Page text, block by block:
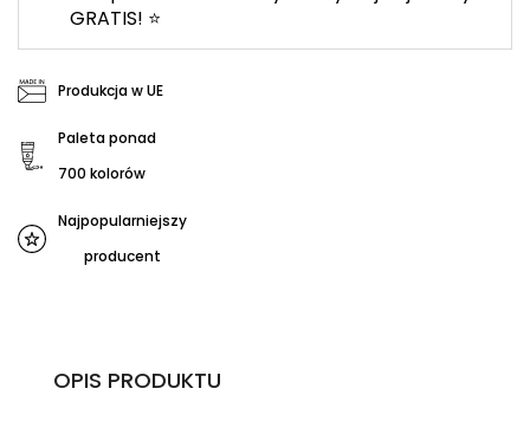
GRATIS! ⭐
Produkcja w UE
Paleta ponad
700 kolorów
Najpopularniejszy
producent
OPIS PRODUKTU